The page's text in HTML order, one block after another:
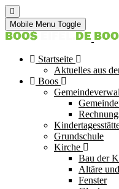
Mobile Menu Toggle
Startseite
Aktuelles aus
Boos
Grundschule
Kirche
Bau der
Altäre
Fenster